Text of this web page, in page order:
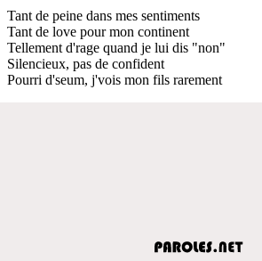
Tant de peine dans mes sentiments
Tant de love pour mon continent
Tellement d'rage quand je lui dis "non"
Silencieux, pas de confident
Pourri d'seum, j'vois mon fils rarement